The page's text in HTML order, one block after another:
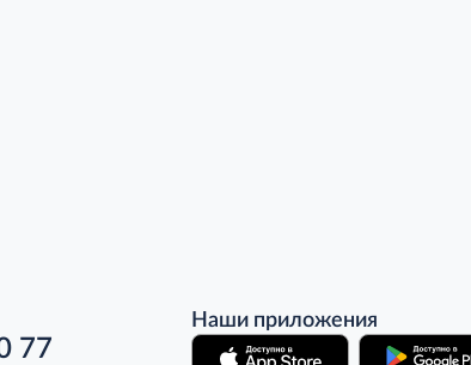
77
Наши приложения